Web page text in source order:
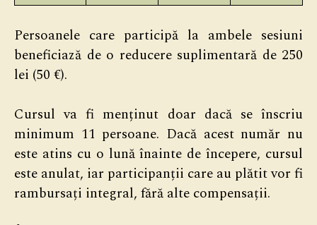
Persoanele care participă la ambele sesiuni
beneficiază de o reducere suplimentară de 250
lei (50 €).
Cursul va fi menținut doar dacă se înscriu
minimum 11 persoane. Dacă acest număr nu
este atins cu o lună înainte de începere, cursul
este anulat, iar participanții care au plătit vor fi
rambursați integral, fără alte compensații.